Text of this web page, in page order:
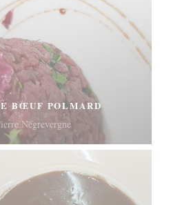
BŒUF POLMARD
Négrevergne